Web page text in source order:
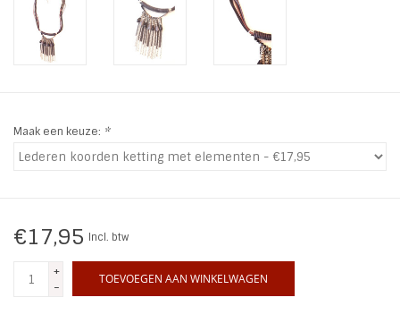
Maak een keuze: *
€17,95 Incl. btw
+
-
TOEVOEGEN AAN WINKELWAGEN